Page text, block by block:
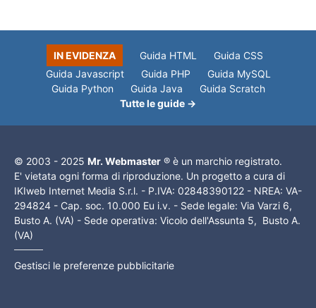
IN EVIDENZA Guida HTML
Guida CSS
Guida Javascript
Guida PHP
Guida MySQL
Guida Python
Guida Java
Guida Scratch
Tutte le guide →
© 2003 - 2025 Mr. Webmaster ® è un marchio registrato.
E' vietata ogni forma di riproduzione. Un progetto a cura di
IKIweb Internet Media S.r.l. - P.IVA: 02848390122 - NREA: VA-
294824 - Cap. soc. 10.000 Eu i.v. - Sede legale: Via Varzi 6,
Busto A. (VA) - Sede operativa: Vicolo dell'Assunta 5, Busto A.
(VA)
Gestisci le preferenze pubblicitarie